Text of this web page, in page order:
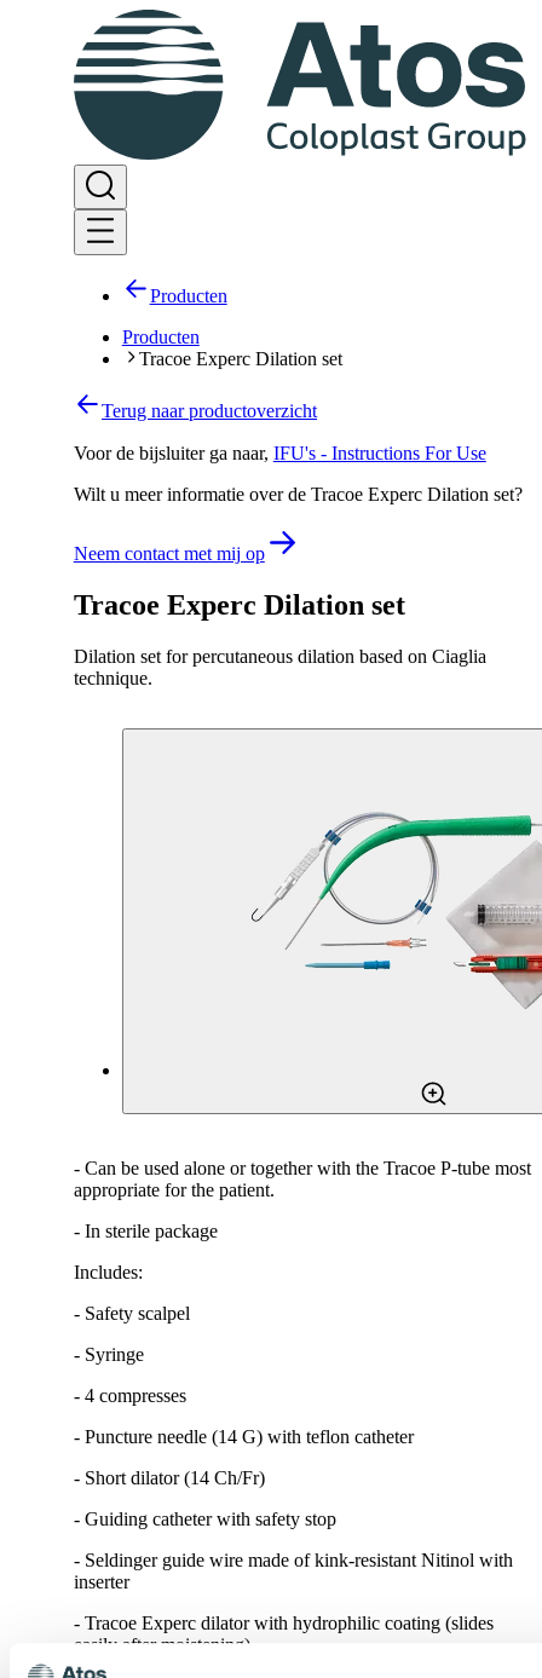
Producten
Producten
Tracoe Experc Dilation set
Tracoe Experc Dilation set
Dilation set for percutaneous dilation based on Ciaglia
technique.
Terug naar productoverzicht
- Can be used alone or together with the Tracoe P-tube most
appropriate for the patient.
- In sterile package
Includes:
- Safety scalpel
- Syringe
- 4 compresses
- Puncture needle (14 G) with teflon catheter
- Short dilator (14 Ch/Fr)
- Guiding catheter with safety stop
- Seldinger guide wire made of kink-resistant Nitinol with
inserter
- Tracoe Experc dilator with hydrophilic coating (slides
easily after moistening)
Voor de bijsluiter ga naar, IFU's - Instructions For Use
Wilt u meer informatie over de Tracoe Experc Dilation set?
Neem contact met mij op